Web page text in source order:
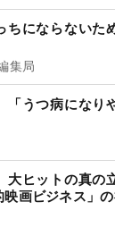
ちにならない
集局
「うつ病になり
大ヒットの真の
画ビジネス」